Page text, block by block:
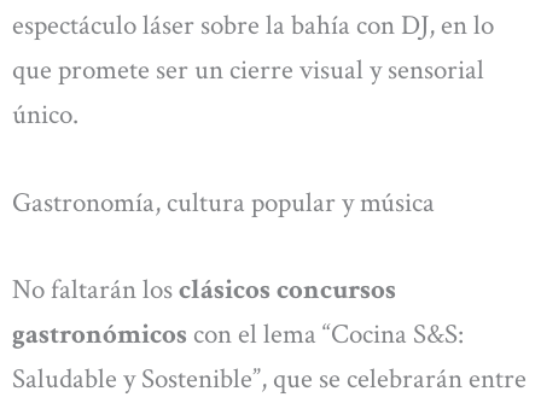
espectáculo láser sobre la bahía con DJ, en lo
que promete ser un cierre visual y sensorial
único.
Gastronomía, cultura popular y música
No faltarán losclásicos concursos
gastronómicos con el lema “Cocina S&S:
Saludable y Sostenible”, que se celebrarán entre